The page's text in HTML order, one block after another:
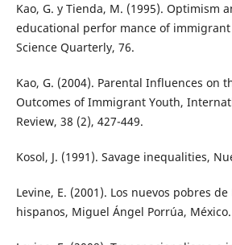
Kao, G. y Tienda, M. (1995). Optimism
educational perfor mance of immigrant
Science Quarterly, 76.
Kao, G. (2004). Parental Influences on
Outcomes of Immigrant Youth,
Review, 38 (2), 427-449.
Kosol, J. (1991). Savage inequalities,
Levine, E. (2001). Los nuevos pobres
hispanos, Miguel Ángel Porrúa, México.